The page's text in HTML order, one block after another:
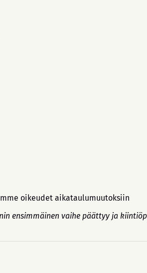
oikeudet aikataulumuutoksiin
ensimmäinen vaihe päättyy ja